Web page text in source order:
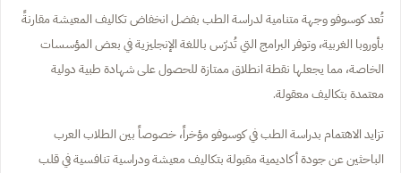
تُعد كوسوفو وجهة متنامية لدراسة الطب بفضل انخفاض تكاليف المعيشة مقارنةً
بأوروبا الغربية، وتوفر البرامج التي تُدرّس باللغة الإنجليزية في بعض المؤسسات
الخاصة، مما يجعلها نقطة انطلاق ممتازة للحصول على شهادة طبية دولية
معتمدة بتكاليف معقولة.
تزايد الاهتمام بدراسة الطب في كوسوفو مؤخراً، خصوصاً بين الطلاب العرب
الباحثين عن جودة أكاديمية مقبولة بتكاليف معيشة ودراسية تنافسية في قلب